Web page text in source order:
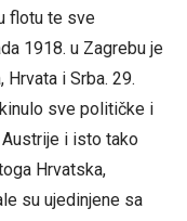
flotu te sve
1918. u Zagrebu je
i Srba. 29.
sve političke i
i isto tako
Hrvatska,
su ujedinjene sa